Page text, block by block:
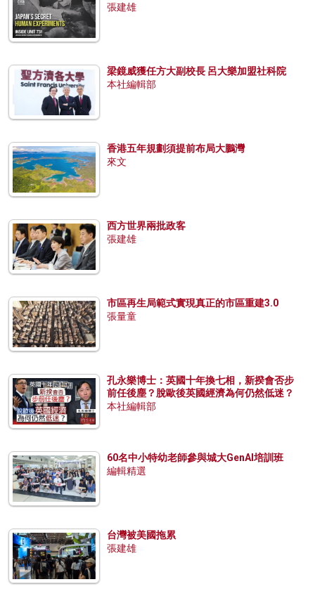
張建雄
梁鏡威獲任方大副校長 呂大樂加盟社科院
本社編輯部
香港五年規劃須提前布局大鵬灣
來文
西方世界兩批政客
張建雄
市區再生局範式實現真正的市區重建3.0
張量童
孔永樂博士：英國十年換七相，新揆會否步
前任後塵？脫歐後英國經濟為何仍然低迷？
本社編輯部
60名中小特幼老師參與城大GenAI培訓班
編輯精選
台灣被美國拖累
張建雄